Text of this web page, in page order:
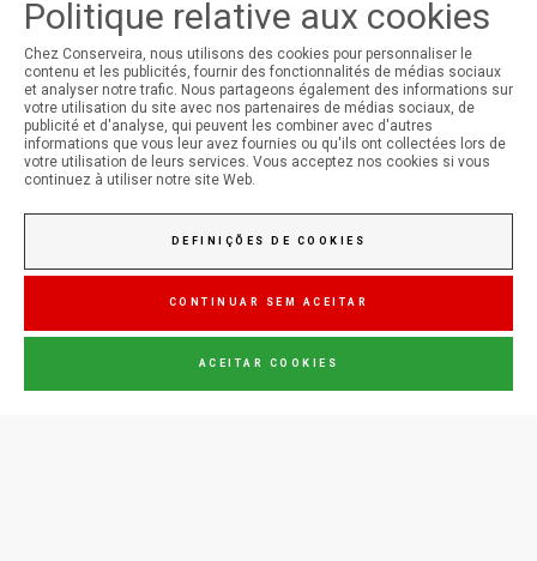
SUIVEZ-NOUS SUR LES RÉSEAUX SOCIAUX
Conserveira do Sul
Politique relative aux cookies
Chez Conserveira, nous utilisons des cookies pour personnaliser le
contenu et les publicités, fournir des fonctionnalités de médias sociaux
et analyser notre trafic. Nous partageons également des informations sur
votre utilisation du site avec nos partenaires de médias sociaux, de
publicité et d'analyse, qui peuvent les combiner avec d'autres
informations que vous leur avez fournies ou qu'ils ont collectées lors de
votre utilisation de leurs services. Vous acceptez nos cookies si vous
continuez à utiliser notre site Web.
DEFINIÇÕES DE COOKIES
CONTINUAR SEM ACEITAR
ACEITAR COOKIES